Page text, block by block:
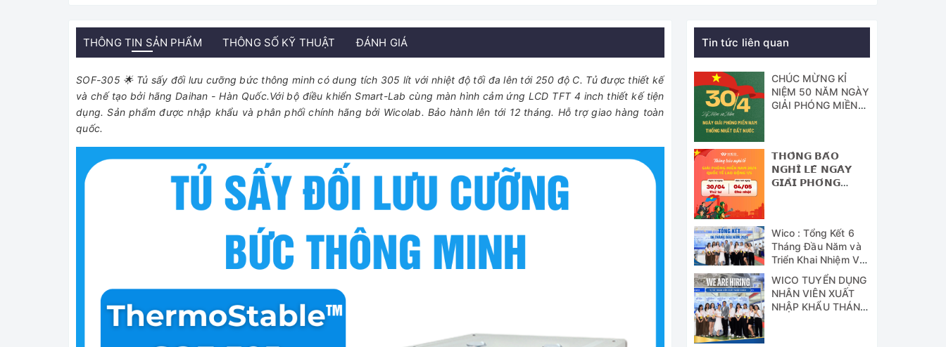
THÔNG TIN SẢN PHẨM THÔNG SỐ KỸ THUẬT ĐÁNH GIÁ
SOF-305 🌟 Tủ sấy đối lưu cưỡng bức thông minh có dung tích 305 lít với nhiệt độ tối đa lên tới 250 độ C. Tủ được thiết kế
và chế tạo bởi hãng Daihan - Hàn Quốc.Với bộ điều khiển Smart-Lab cùng màn hình cảm ứng LCD TFT 4 inch thiết kế tiện
dụng. Sản phẩm được nhập khẩu và phân phối chính hãng bởi Wicolab. Bảo hành lên tới 12 tháng. Hỗ trợ giao hàng toàn
quốc.
Tin tức liên quan
CHÚC MỪNG KỈ
NIỆM 50 NĂM NGÀY
GIẢI PHÓNG MIỀN
𝗧𝗛𝗢̂𝗡𝗚 𝗕𝗔́𝗢
𝗡𝗚𝗛𝗜̉ 𝗟𝗘̂̃ 𝗡𝗚𝗔̀𝗬
𝗚𝗜𝗔̉𝗜 𝗣𝗛𝗢́𝗡𝗚
(𝟭/𝟱)
Wico : Tổng Kết 6
Tháng Đầu Năm và
Triển Khai Nhiệm Vụ
Công Tác 6 Tháng
Cuối Năm 2024
WICO TUYỂN DỤNG
NHÂN VIÊN XUẤT
NHẬP KHẨU THÁNG